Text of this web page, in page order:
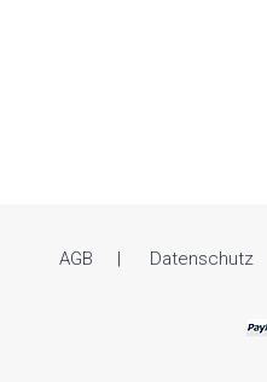
AGB Datenschutz